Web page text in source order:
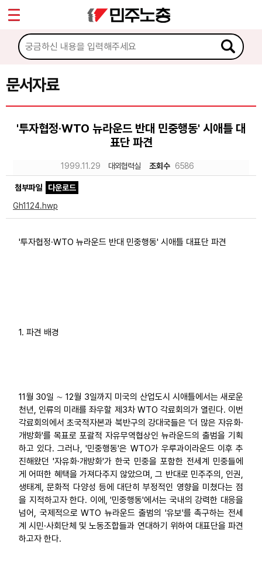
문서자료
'투자협정·WTO 뉴라운드 반대 민중행동' 시애틀 대
표단 파견
1999.11.29 대외협력실 조회수 6586
첨부파일
다운로드
Gh1124.hwp
'투자협정·WTO 뉴라운드 반대 민중행동' 시애틀 대표단 파견
1. 파견 배경
11월 30일 ∼ 12월 3일까지 미국의 산업도시 시애틀에서는 새로운
천년, 인류의 미래를 좌우할 제3차 WTO 각료회의가 열린다. 이번
각료회의에서 초국적자본과 북반구의 강대국들은 '더 많은 자유화·
개방화'를 목표로 포괄적 자유무역협상인 뉴라운드의 출범을 기획
하고 있다. 그러나, '민중행동'은 WTO가 우루과이라운드 이후 추
진해왔던 '자유화·개방화'가 한국 민중을 포함한 전세계 민중들에
게 어떠한 혜택을 가져다주지 않았으며, 그 반대로 민주주의, 인권,
생태계, 문화적 다양성 등에 대단히 부정적인 영향을 미쳤다는 점
을 지적하고자 한다. 이에, '민중행동'에서는 국내의 강력한 대응을
넘어, 국제적으로 WTO 뉴라운드 출범의 '유보'를 촉구하는 전세
계 시민·사회단체 및 노동조합들과 연대하기 위하여 대표단을 파견
하고자 한다.
마이페이지
소개
소식
문서자료
이미지자료
카드뉴스
Sketchbook5, 스케치북5
Sketchbook5, 스케치북5